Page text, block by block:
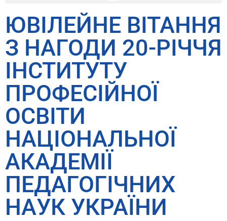
ЮВІЛЕЙНЕ ВІТАННЯ
З НАГОДИ 20-РІЧЧЯ
ІНСТИТУТУ
ПРОФЕСІЙНОЇ
ОСВІТИ
НАЦІОНАЛЬНОЇ
АКАДЕМІЇ
ПЕДАГОГІЧНИХ
НАУК УКРАЇНИ